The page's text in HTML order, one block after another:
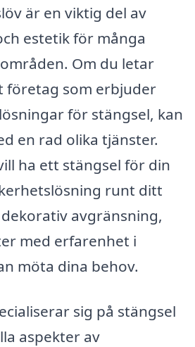
är en viktig del av
estetik för många
Om du letar
företag som erbjuder
för stängsel, kan
en rad olika tjänster.
ha ett stängsel för din
runt ditt
avgränsning,
med erfarenhet i
möta dina behov.
sig på stängsel
aspekter av